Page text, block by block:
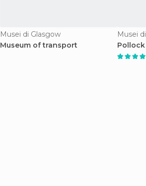
Musei di Glasgow
Museum of transport
Musei